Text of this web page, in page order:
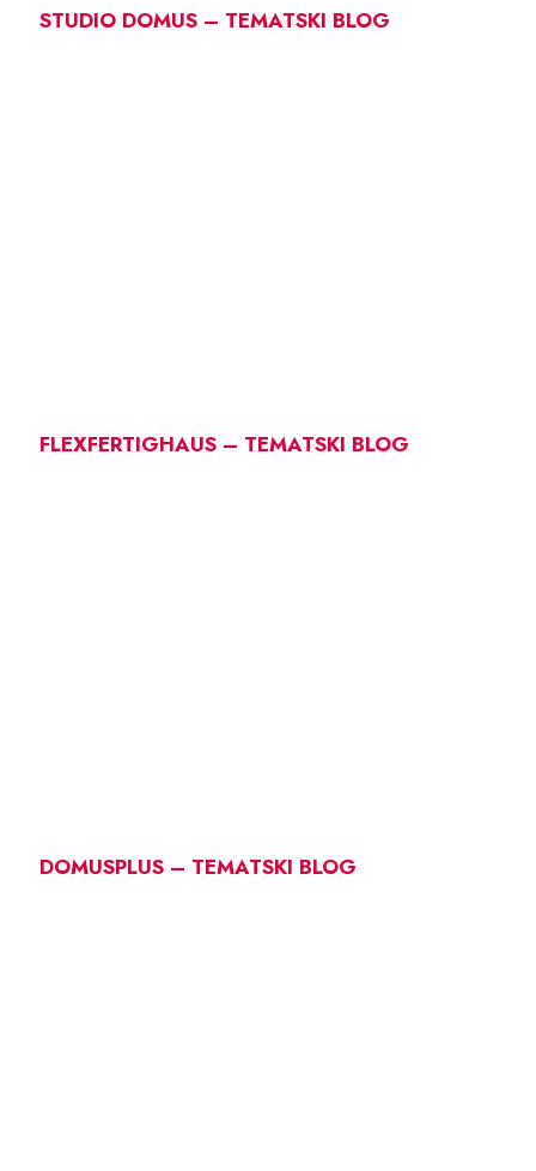
STUDIO DOMUS – TEMATSKI BLOG
FLEXFERTIGHAUS – TEMATSKI BLOG
DOMUSPLUS – TEMATSKI BLOG